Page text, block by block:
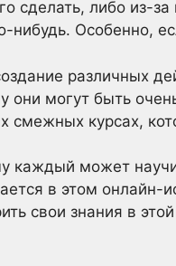
сделать, либо из-
нибудь. Особенно,
различных
они могут быть
смежных курсах,
каждый может
в этом
свои знания в